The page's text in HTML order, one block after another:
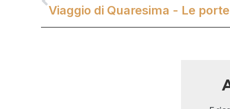
Viaggio di Quaresima - Le